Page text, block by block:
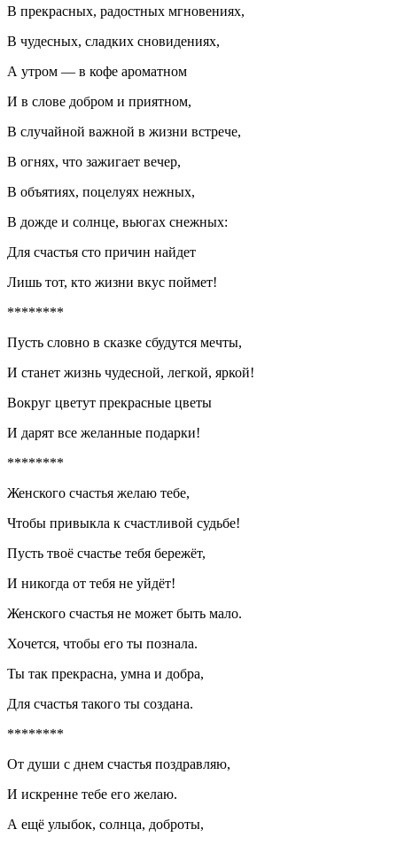
В прекрасных, радостных мгновениях,
В чудесных, сладких сновидениях,
А утром — в кофе ароматном
И в слове добром и приятном,
В случайной важной в жизни встрече,
В огнях, что зажигает вечер,
В объятиях, поцелуях нежных,
В дожде и солнце, вьюгах снежных:
Для счастья сто причин найдет
Лишь тот, кто жизни вкус поймет!
********
Пусть словно в сказке сбудутся мечты,
И станет жизнь чудесной, легкой, яркой!
Вокруг цветут прекрасные цветы
И дарят все желанные подарки!
********
Женского счастья желаю тебе,
Чтобы привыкла к счастливой судьбе!
Пусть твоё счастье тебя бережёт,
И никогда от тебя не уйдёт!
Женского счастья не может быть мало.
Хочется, чтобы его ты познала.
Ты так прекрасна, умна и добра,
Для счастья такого ты создана.
********
От души с днем счастья поздравляю,
И искренне тебе его желаю.
А ещё улыбок, солнца, доброты,